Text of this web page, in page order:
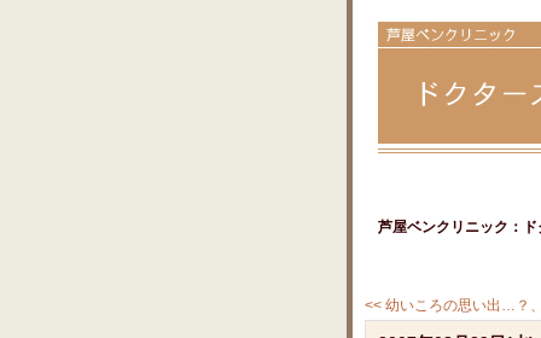
芦屋ベンクリニック：
<< 幼いころの思い出…？